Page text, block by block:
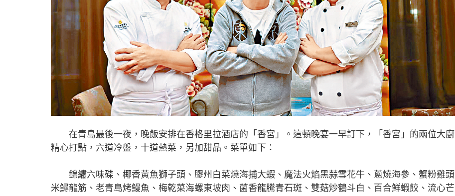
在青島最後一夜，晚飯安排在香格里拉酒店的「香宮」。這頓晚宴一早訂下，「香宮」的兩位大廚
精心打點，六道冷盤，十道熱菜，另加甜品。菜單如下：
錦繡六味碟、椰香黃魚獅子頭、膠州白菜燒海捕大蝦、魔法火焰黑蒜雪花牛、蔥燒海參、蟹粉雞頭
米鱘龍筋、老青島烤鰻魚、梅乾菜海螺東坡肉、菌香龍騰青石斑、雙菇炒鶴斗白、百合鮮蝦餃、流心芒